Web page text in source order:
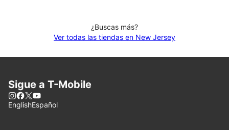
¿Buscas más?
Ver todas las tiendas en New Jersey